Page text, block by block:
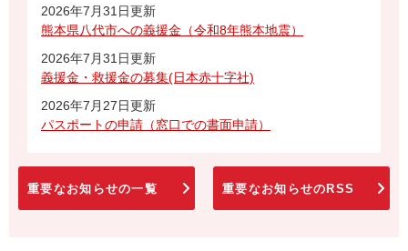
2026年7月31日更新
熊本県八代市への義援金（令和8年熊本地震）
2026年7月31日更新
義援金・救援金の募集(日本赤十字社)
2026年7月27日更新
パスポートの申請（窓口での書面申請）
重要なお知らせの一覧 重要なお知らせのRSS